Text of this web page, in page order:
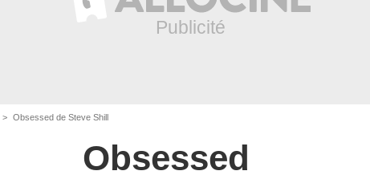
Obsessed de Steve Shill
Obsessed